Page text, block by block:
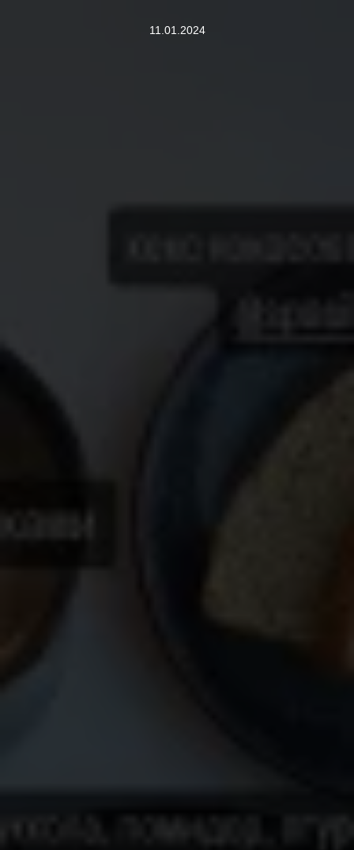
11.01.2024